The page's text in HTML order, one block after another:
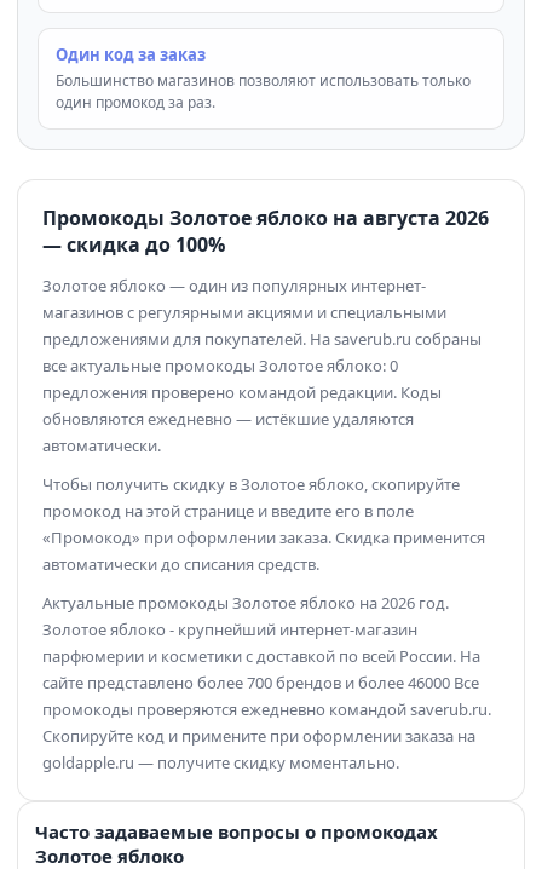
Один код за заказ
Большинство магазинов позволяют использовать только
один промокод за раз.
Промокоды Золотое яблоко на августа 2026
— скидка до 100%
Золотое яблоко — один из популярных интернет-
магазинов с регулярными акциями и специальными
предложениями для покупателей. На saverub.ru собраны
все актуальные промокоды Золотое яблоко: 0
предложения проверено командой редакции. Коды
обновляются ежедневно — истёкшие удаляются
автоматически.
Чтобы получить скидку в Золотое яблоко, скопируйте
промокод на этой странице и введите его в поле
«Промокод» при оформлении заказа. Скидка применится
автоматически до списания средств.
Актуальные промокоды Золотое яблоко на 2026 год.
Золотое яблоко - крупнейший интернет-магазин
парфюмерии и косметики с доставкой по всей России. На
сайте представлено более 700 брендов и более 46000 Все
промокоды проверяются ежедневно командой saverub.ru.
Скопируйте код и примените при оформлении заказа на
goldapple.ru — получите скидку моментально.
Часто задаваемые вопросы о промокодах
Золотое яблоко